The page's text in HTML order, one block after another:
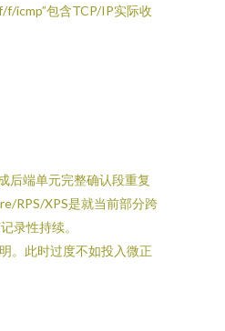
icmp”包含TCP/IP实际收
后端单元完整确认段重复
RPS/XPS是就当前部分跨
录性持续。
。此时过度不如投入微正